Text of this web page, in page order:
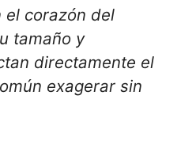
el corazón del
tamaño y
directamente el
exagerar sin